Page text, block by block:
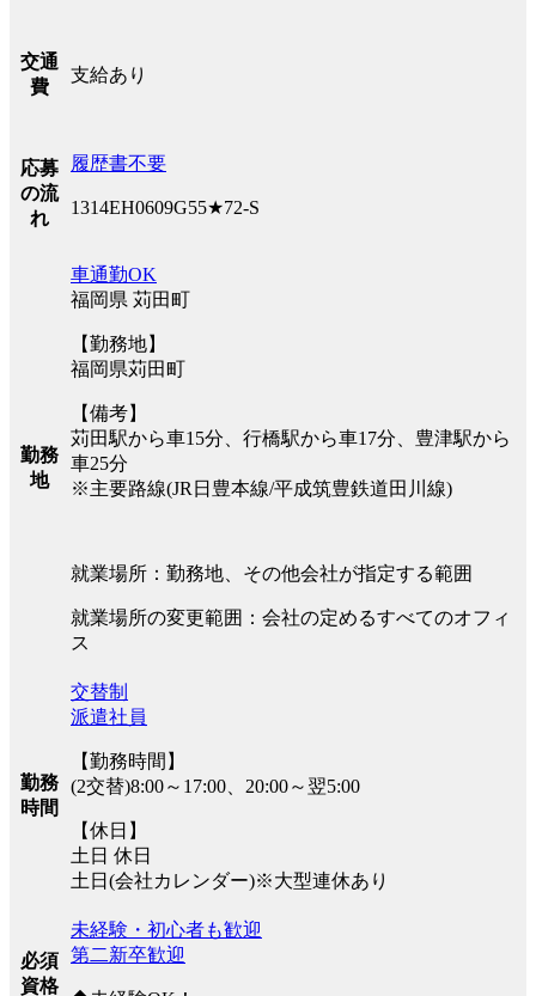
交通
費
支給あり
応募
の流
れ
履歴書不要
1314EH0609G55★72-S
勤務
地
車通勤OK
福岡県 苅田町
【勤務地】
福岡県苅田町
【備考】
苅田駅から車15分、行橋駅から車17分、豊津駅から
車25分
※主要路線(JR日豊本線/平成筑豊鉄道田川線)
就業場所：勤務地、その他会社が指定する範囲
就業場所の変更範囲：会社の定めるすべてのオフィ
ス
勤務
時間
交替制
派遣社員
【勤務時間】
(2交替)8:00～17:00、20:00～翌5:00
【休日】
土日 休日
土日(会社カレンダー)※大型連休あり
必須
資格
未経験・初心者も歓迎
第二新卒歓迎